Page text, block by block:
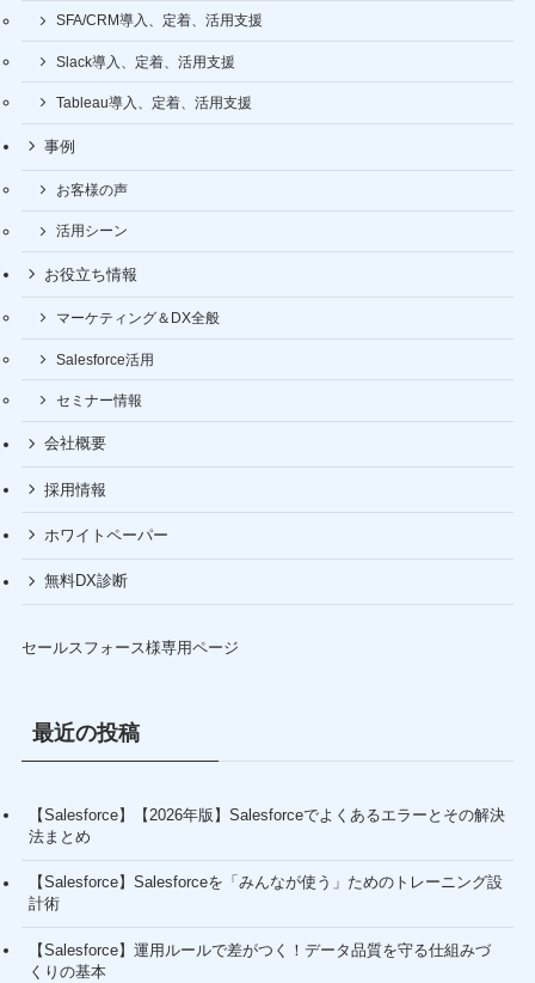
SFA/CRM導入、定着、活用支援
Slack導入、定着、活用支援
Tableau導入、定着、活用支援
事例
お客様の声
活用シーン
お役立ち情報
マーケティング＆DX全般
Salesforce活用
セミナー情報
会社概要
採用情報
ホワイトペーパー
無料DX診断
セールスフォース様専用ページ
最近の投稿
【Salesforce】【2026年版】Salesforceでよくあるエラーとその解決
法まとめ
【Salesforce】Salesforceを「みんなが使う」ためのトレーニング設
計術
【Salesforce】運用ルールで差がつく！データ品質を守る仕組みづ
くりの基本